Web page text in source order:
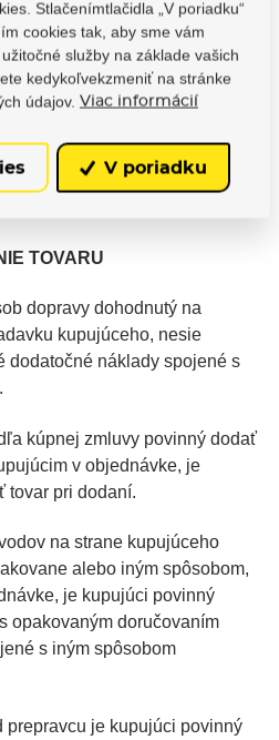
poskytnutý kupujúcemu
medzi predávajúcim a
podmienkou, že ak
takéhoto darčeka účinnosti a
tovarom predávajúcemu vrátiť
TOVARU
dopravy dohodnutý na
kupujúceho, nesie
dodatočné náklady spojené s
kúpnej zmluvy povinný dodať
v objednávke, je
tovar pri dodaní.
na strane kupujúceho
alebo iným spôsobom,
je kupujúci povinný
opakovaným doručovaním
s iným spôsobom
prepravcu je kupujúci povinný
Stlačenímtlačidla „V poriadku“
cookies tak, aby sme vám
služby na základe vašich
kedykoľvekzmeniť na stránke
údajov. Viac informácií
V poriadku